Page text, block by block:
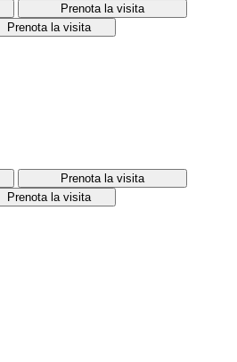
Prenota la visita
Prenota la visita
Prenota la visita
Prenota la visita